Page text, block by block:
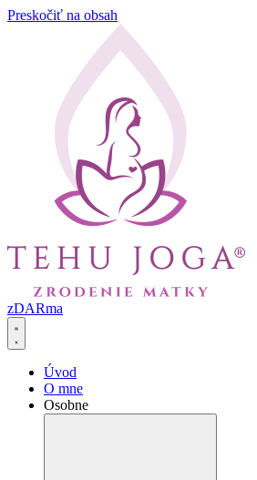
Preskočiť na obsah
zDARma
Úvod
O mne
Osobne